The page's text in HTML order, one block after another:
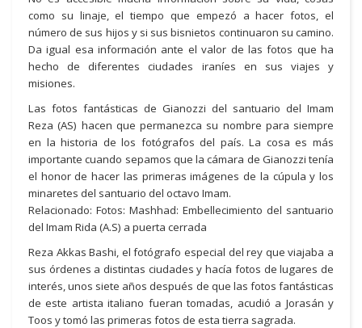
como su linaje, el tiempo que empezó a hacer fotos, el
número de sus hijos y si sus bisnietos continuaron su camino.
Da igual esa información ante el valor de las fotos que ha
hecho de diferentes ciudades iraníes en sus viajes y
misiones.
Las fotos fantásticas de Gianozzi del santuario del Imam
Reza (AS) hacen que permanezca su nombre para siempre
en la historia de los fotógrafos del país. La cosa es más
importante cuando sepamos que la cámara de Gianozzi tenía
el honor de hacer las primeras imágenes de la cúpula y los
minaretes del santuario del octavo Imam.
Relacionado: Fotos: Mashhad: Embellecimiento del santuario
del Imam Rida (A.S) a puerta cerrada
Reza Akkas Bashi, el fotógrafo especial del rey que viajaba a
sus órdenes a distintas ciudades y hacía fotos de lugares de
interés, unos siete años después de que las fotos fantásticas
de este artista italiano fueran tomadas, acudió a Jorasán y
Toos y tomó las primeras fotos de esta tierra sagrada.